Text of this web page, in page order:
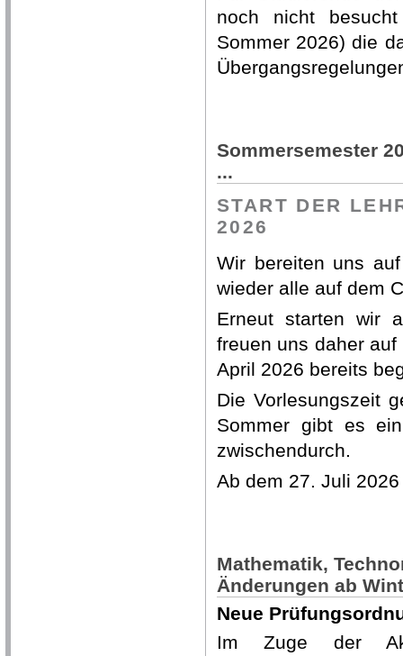
noch nicht
Sommer 2026) die
Sommersemester
...
START DER
2026
Wir bereiten uns
wieder alle auf dem
Erneut starten wir
freuen uns daher
April 2026 bereits
Die Vorlesungszeit
Sommer gibt es
zwischendurch.
Ab dem 27. Juli
Mathematik,
Änderungen ab
Neue
Im Zuge der